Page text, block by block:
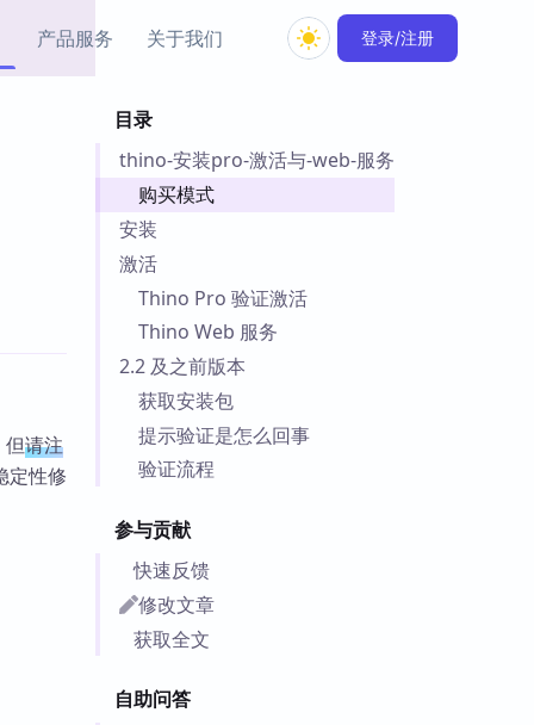
产品服务
实例库
Obsidian 教程
主题下载与外观美化
Zotero 教程
关于我们 登录/注册
目录
thino-安装pro-激活与-web-服务
购买模式
安装
激活
Thino Pro 验证激活
Thino Web 服务
2.2 及之前版本
获取安装包
提示验证是怎么回事
验证流程
参与贡献
快速反馈
修改文章
获取全文
自助问答
请注
定性修